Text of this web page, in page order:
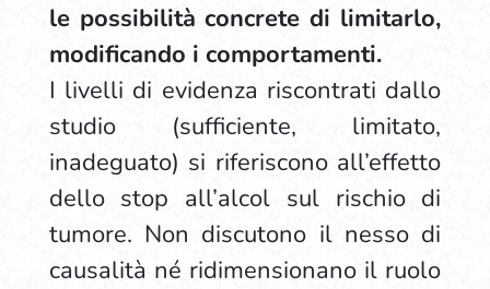
le possibilità concrete di limitarlo,
modificando i comportamenti.
I livelli di evidenza riscontrati dallo
studio (sufficiente, limitato,
inadeguato) si riferiscono all’effetto
dello stop all’alcol sul rischio di
tumore. Non discutono il nesso di
causalità né ridimensionano il ruolo